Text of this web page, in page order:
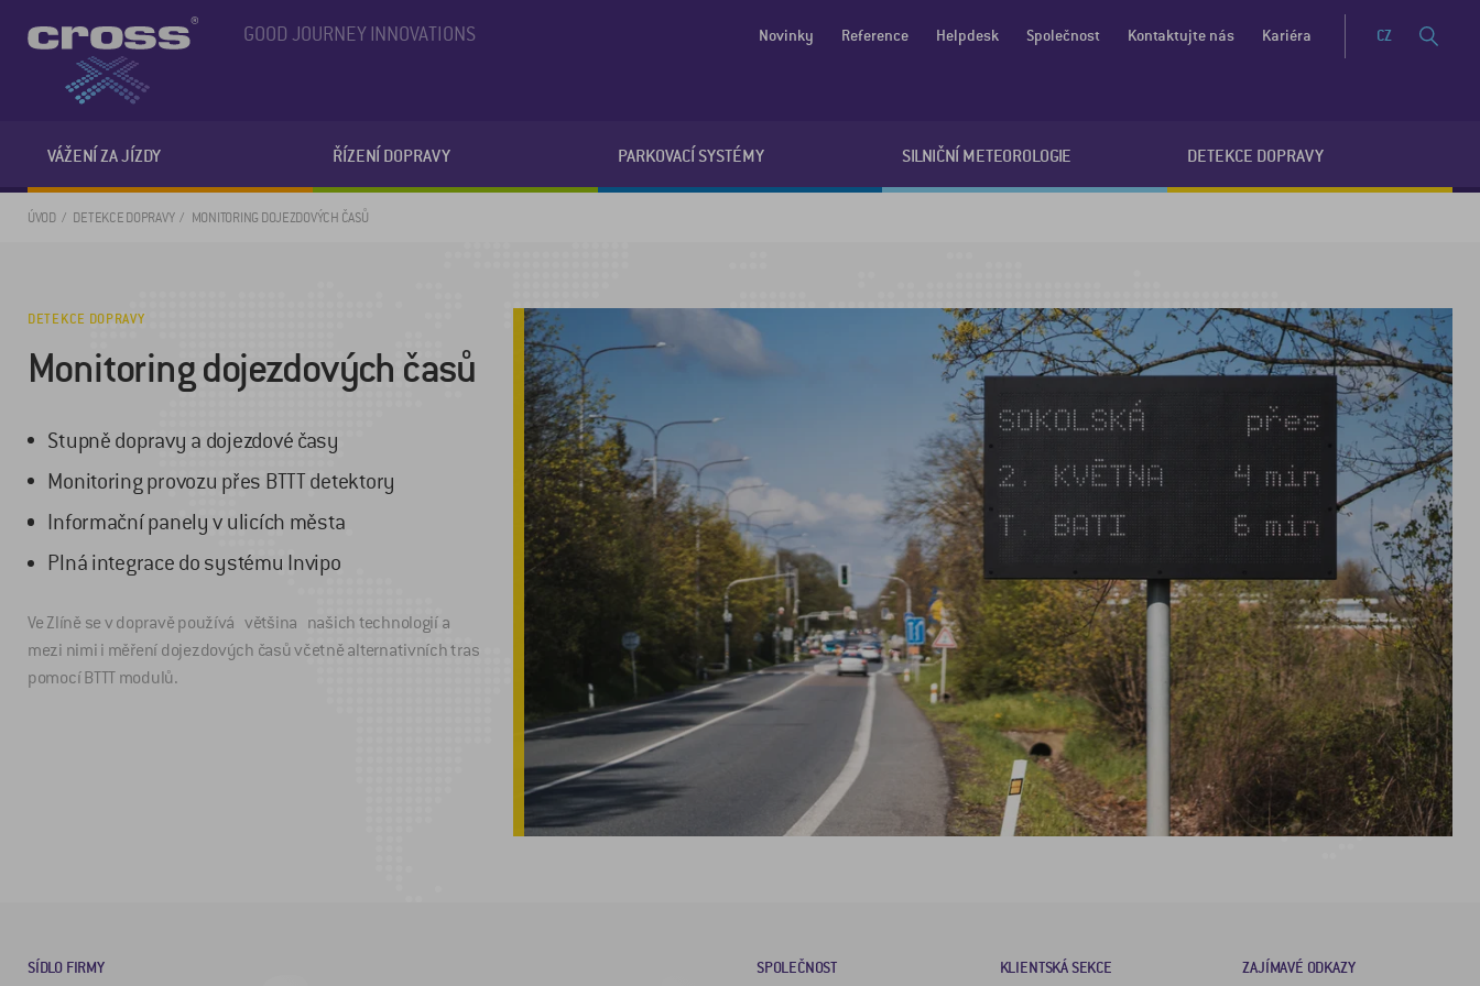
GOOD JOURNEY INNOVATIONS
VÁŽENÍ ZA JÍZDY ŘÍZENÍ DOPRAVY PARKOVACÍ SYSTÉMY SILNIČNÍ METEOROLOGIE DETEKCE DOPRAVY
Novinky Reference Helpdesk Společnost Kontaktujte nás Kariéra CZ
ÚVOD DETEKCE DOPRAVY MONITORING DOJEZDOVÝCH ČASŮ
DETEKCE DOPRAVY
Monitoring dojezdových časů
Stupně dopravy a dojezdové časy
Monitoring provozu přes BTTT detektory
Informační panely v ulicích města
Plná integrace do systému Invipo
Ve Zlíně se v dopravě používá většina našich technologií a
mezi nimi i měření dojezdových časů včetně alternativních tras
pomocí BTTT modulů.
SÍDLO FIRMY SPOLEČNOST KLIENTSKÁ SEKCE ZAJÍMAVÉ ODKAZY